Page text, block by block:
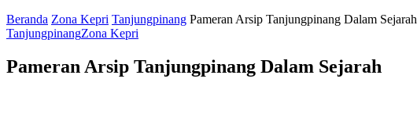
Beranda Zona Kepri Tanjungpinang Pameran Arsip Tanjungpinang Dalam Sejarah
TanjungpinangZona Kepri
Pameran Arsip Tanjungpinang Dalam Sejarah